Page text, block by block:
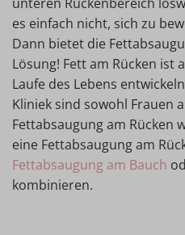
es einfach nicht, sich zu
Dann bietet die
Lösung! Fett am Rücken ist
Laufe des Lebens
Kliniek sind sowohl Frauen
Fettabsaugung am Rücken
eine Fettabsaugung am
Fettabsaugung am Bauch
kombinieren.